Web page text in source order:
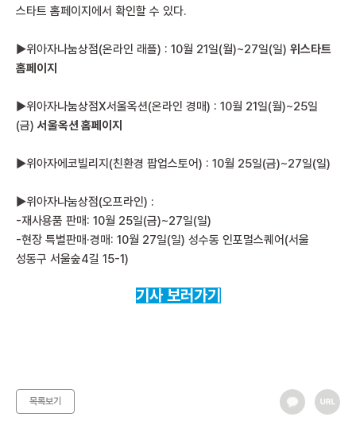
스타트 홈페이지에서 확인할 수 있다.
▶위아자나눔상점(온라인 래플) : 10월 21일(월)~27일(일) 위스타트
홈페이지
▶위아자나눔상점X서울옥션(온라인 경매) : 10월 21일(월)~25일
(금) 서울옥션 홈페이지
▶위아자에코빌리지(친환경 팝업스토어) : 10월 25일(금)~27일(일)
▶위아자나눔상점(오프라인) :
-재사용품 판매: 10월 25일(금)~27일(일)
-현장 특별판매·경매: 10월 27일(일) 성수동 인포멀스퀘어(서울
성동구 서울숲4길 15-1)
기사 보러가기
목록보기